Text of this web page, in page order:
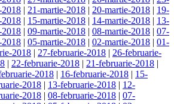
2018 | 21-martie-2018 | 20-martie-2018 | 19-
2018 | 15-martie-2018 | 14-martie-2018 | 13-
2018 | 09-martie-2018 | 08-martie-2018 | 07-
| 05-martie-2018 | 02-martie-2018 | 01-
2018 | 27-februarie-2018 | 26-februarie-
| 22-februarie-2018 | 21-februarie-2018 |
2018 | 16-februarie-2018 | 15-
2018 | 13-februarie-2018 | 12-
2018 | 08-februarie-2018 | 07-